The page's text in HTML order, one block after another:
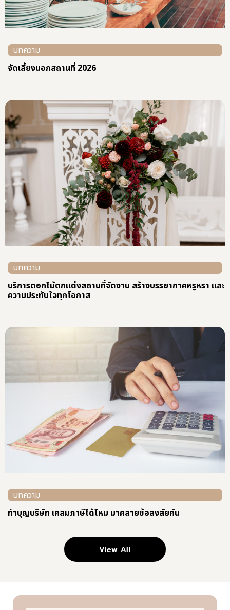
บทความ
จัดเลี้ยงนอกสถานที่ 2026
บทความ
บริการดอกไม้ตกแต่งสถานที่จัดงาน สร้างบรรยากาศหรูหรา และ
ความประทับใจทุกโอกาส
บทความ
ทําบุญบริษัท เคลมภาษีได้ไหม มาคลายข้อสงสัยกัน
View All